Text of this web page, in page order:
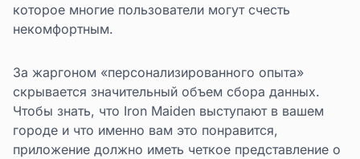
которое многие пользователи могут счесть
некомфортным.
За жаргоном «персонализированного опыта»
скрывается значительный объем сбора данных.
Чтобы знать, что Iron Maiden выступают в вашем
городе и что именно вам это понравится,
приложение должно иметь четкое представление о